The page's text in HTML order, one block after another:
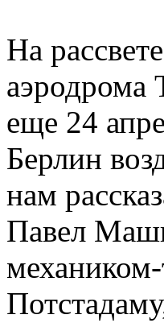
На
аэродрома
еще 24
Берлин
нам
Павел